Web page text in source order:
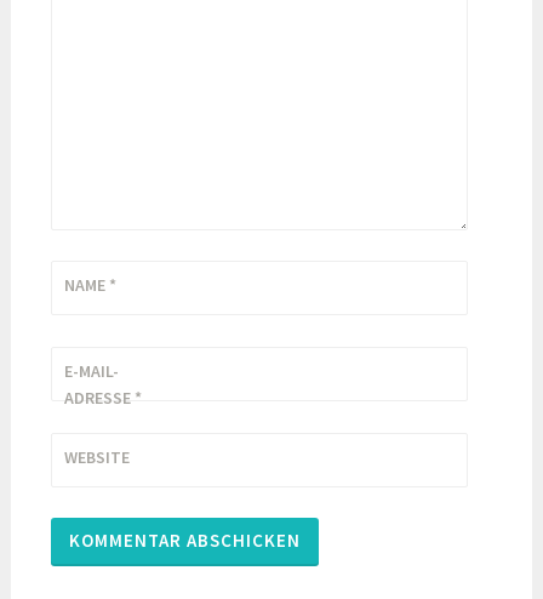
NAME *
E-MAIL-
ADRESSE *
WEBSITE